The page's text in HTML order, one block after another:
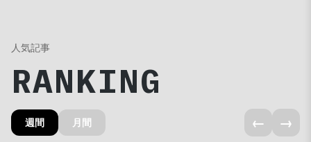
人気記事
RANKING
週間 月間 ← →